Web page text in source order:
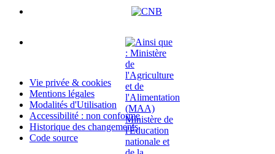
Vie privée & cookies
Mentions légales
Modalités d'Utilisation
Accessibilité : non conforme
Historique des changements
Code source